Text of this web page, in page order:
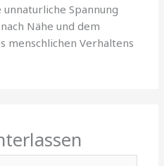
Spannung
Nähe und dem
menschlichen Verhaltens